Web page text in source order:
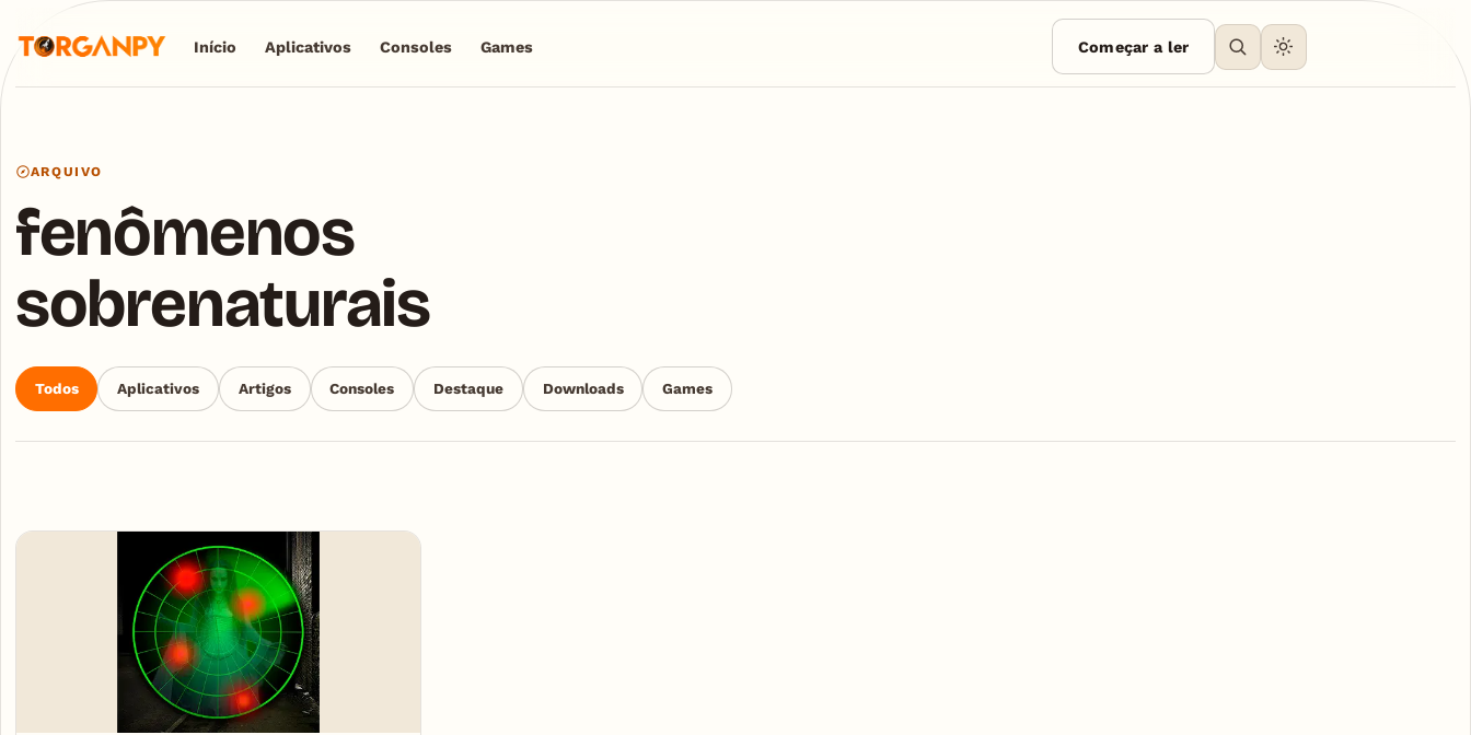
Início Aplicativos Consoles Games Começar a ler
ARQUIVO
fenômenos
sobrenaturais
Todos Aplicativos Artigos Consoles Destaque Downloads Games
Articles